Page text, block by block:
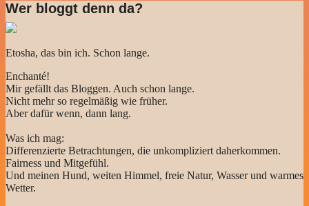
Wer bloggt denn da?
Etosha, das bin ich. Schon lange.
Enchanté!
Mir gefällt das Bloggen. Auch schon lange.
Nicht mehr so regelmäßig wie früher.
Aber dafür wenn, dann lang.
Was ich mag:
Differenzierte Betrachtungen, die unkompliziert daherkommen.
Fairness und Mitgefühl.
Und meinen Hund, weiten Himmel, freie Natur, Wasser und warmes
Wetter.